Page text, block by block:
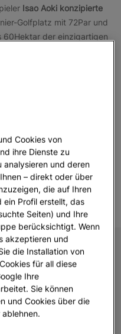
Isao Aoki konzipierte
Golfplatz mit 72Par und
60Hektar der einzigartigen
eingesetzt werden. Die
Panoramablicke
Cancúnund
neben dem Golfplatz
für Ihren nächsten
Cookies von
ihre Dienste zu
und deren
– direkt oder über
die auf Ihren
ein Profil erstellt, das
Seiten) und Ihre
berücksichtigt. Wenn
akzeptieren und
die Installation von
für all diese
Ihre
Sie können
und Cookies über die